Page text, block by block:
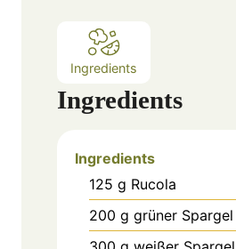
Ingredients
Ingredients
Ingredients
125 g Rucola
200 g grüner Spargel